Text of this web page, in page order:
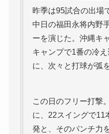
昨季は95試合の出場
中日の福田永将内野
ーを演じた。沖縄キ
キャンプで1番の冷
に、次々と打球が弧
この日のフリー打撃
に、22スイングで11
発と、そのパンチ力